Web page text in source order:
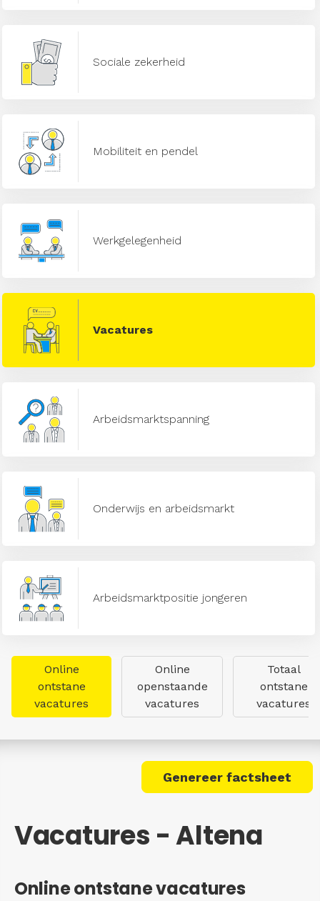
Sociale zekerheid
Mobiliteit en pendel
Werkgelegenheid
Vacatures
Arbeidsmarktspanning
Onderwijs en arbeidsmarkt
Arbeidsmarktpositie jongeren
Online
ontstane
vacatures
Online
openstaande
vacatures
Totaal
ontstane
vacatures
Genereer factsheet
Vacatures - Altena
Online ontstane vacatures